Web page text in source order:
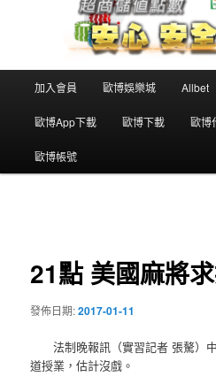
加入會員 歐博娛樂城 Allbet
歐博App下載 歐博下載 歐博
歐博帳號
21點 美國麻將
發佈日期:2017-01-11
法制晚報訊（實習記者 張驁）中
道授業，估計沒戲。